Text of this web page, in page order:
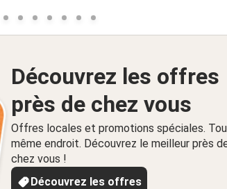
Découvrez les offres
près de chez vous
Offres locales et promotions spéciales.
même endroit. Découvrez le meilleur près
chez vous !
Découvrez les offres